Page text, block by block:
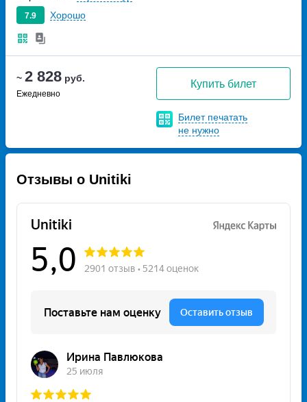
~ 2 828 руб.
Ежедневно
Купить билет
Билет печатать
не нужно
7.9 Хорошо
Отзывы о Unitiki